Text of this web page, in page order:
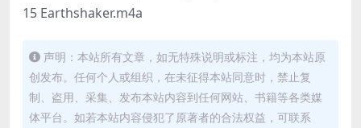
15 Earthshaker.m4a
声明：本站所有文章，如无特殊说明或标注，均为本站原
创发布。任何个人或组织，在未征得本站同意时，禁止复
制、盗用、采集、发布本站内容到任何网站、书籍等各类媒
体平台。如若本站内容侵犯了原著者的合法权益，可联系